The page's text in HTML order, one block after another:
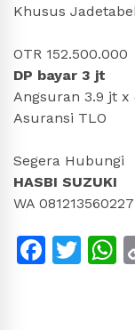
Khusus
OTR 152.500.000
DP bayar 3 jt
Angsuran 3.9 jt x
Asuransi TLO
Segera Hubungi
HASBI SUZUKI
WA 081213560227